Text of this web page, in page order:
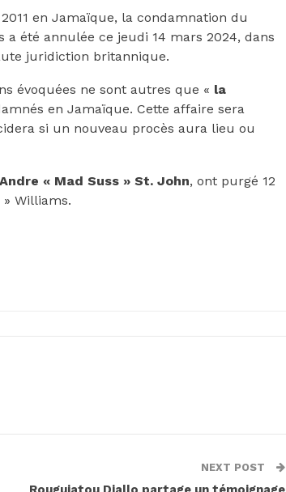
en Jamaïque, la condamnation du
a été annulée ce jeudi 14 mars 2024, dans
juridiction britannique.
évoquées ne sont autres que « la
en Jamaïque. Cette affaire sera
si un nouveau procès aura lieu ou
Andre « Mad Suss » St. John, ont purgé 12
» Williams.
NEXT POST